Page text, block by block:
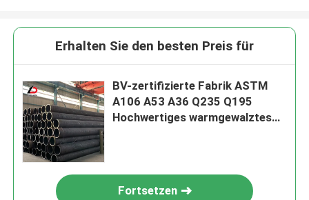
Erhalten Sie den besten Preis für
BV-zertifizierte Fabrik ASTM
A106 A53 A36 Q235 Q195
Hochwertiges warmgewalztes
Fortsetzen